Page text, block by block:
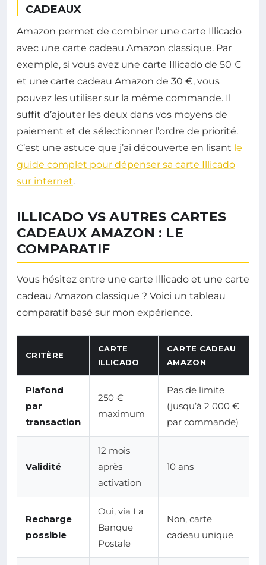
CADEAUX
Amazon permet de combiner une carte Illicado
avec une carte cadeau Amazon classique. Par
exemple, si vous avez une carte Illicado de 50 €
et une carte cadeau Amazon de 30 €, vous
pouvez les utiliser sur la même commande. Il
suffit d’ajouter les deux dans vos moyens de
paiement et de sélectionner l’ordre de priorité.
C’est une astuce que j’ai découverte en lisant le
guide complet pour dépenser sa carte Illicado
sur internet.
ILLICADO VS AUTRES CARTES
CADEAUX AMAZON : LE
COMPARATIF
Vous hésitez entre une carte Illicado et une carte
cadeau Amazon classique ? Voici un tableau
comparatif basé sur mon expérience.
CRITÈRE
CARTE
ILLICADO
CARTE CADEAU
AMAZON
Plafond
par
transaction
250 €
maximum
Pas de limite
(jusqu’à 2 000 €
par commande)
Validité
12 mois
après
activation
10 ans
Recharge
possible
Oui, via La
Banque
Postale
Non, carte
cadeau unique